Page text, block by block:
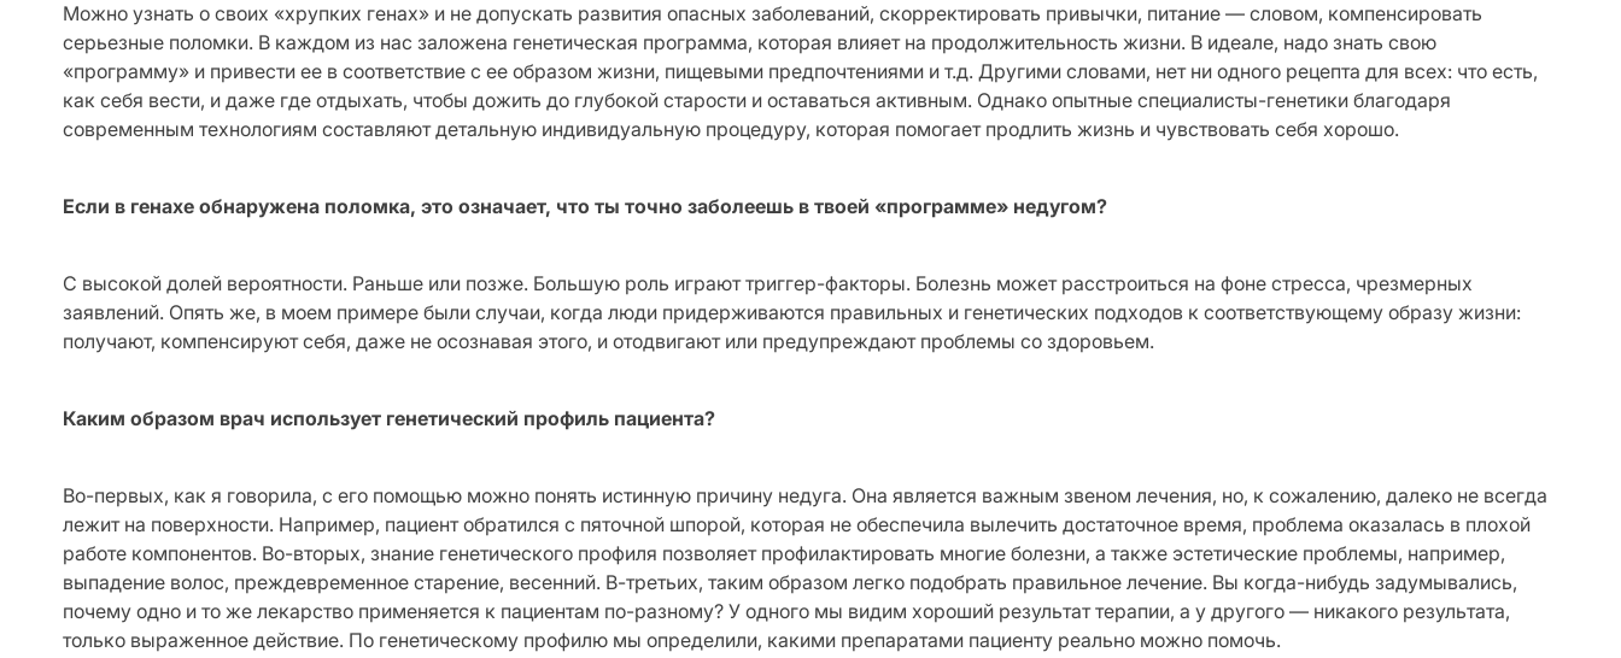
Можно узнать о своих «хрупких генах» и не допускать развития опасных заболеваний, скорректировать привычки, питание — словом, компенсировать
серьезные поломки. В каждом из нас заложена генетическая программа, которая влияет на продолжительность жизни. В идеале, надо знать свою
«программу» и привести ее в соответствие с ее образом жизни, пищевыми предпочтениями и т.д. Другими словами, нет ни одного рецепта для всех: что есть,
как себя вести, и даже где отдыхать, чтобы дожить до глубокой старости и оставаться активным. Однако опытные специалисты-генетики благодаря
современным технологиям составляют детальную индивидуальную процедуру, которая помогает продлить жизнь и чувствовать себя хорошо.
Если в генахе обнаружена поломка, это означает, что ты точно заболеешь в твоей «программе» недугом?
С высокой долей вероятности. Раньше или позже. Большую роль играют триггер-факторы. Болезнь может расстроиться на фоне стресса, чрезмерных
заявлений. Опять же, в моем примере были случаи, когда люди придерживаются правильных и генетических подходов к соответствующему образу жизни:
получают, компенсируют себя, даже не осознавая этого, и отодвигают или предупреждают проблемы со здоровьем.
Каким образом врач использует генетический профиль пациента?
Во-первых, как я говорила, с его помощью можно понять истинную причину недуга. Она является важным звеном лечения, но, к сожалению, далеко не всегда
лежит на поверхности. Например, пациент обратился с пяточной шпорой, которая не обеспечила вылечить достаточное время, проблема оказалась в плохой
работе компонентов. Во-вторых, знание генетического профиля позволяет профилактировать многие болезни, а также эстетические проблемы, например,
выпадение волос, преждевременное старение, весенний. В-третьих, таким образом легко подобрать правильное лечение. Вы когда-нибудь задумывались,
почему одно и то же лекарство применяется к пациентам по-разному? У одного мы видим хороший результат терапии, а у другого — никакого результата,
только выраженное действие. По генетическому профилю мы определили, какими препаратами пациенту реально можно помочь.